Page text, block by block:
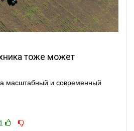
тоже может
масштабный и современный
1